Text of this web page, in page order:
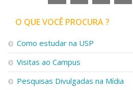
O QUE VOCÊ PROCURA ?
Como estudar na USP
Visitas ao Campus
Pesquisas Divulgadas na Mídia